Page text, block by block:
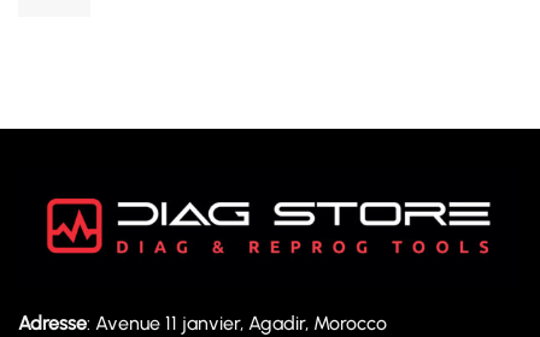
Adresse: Avenue 11 janvier, Agadir, Morocco